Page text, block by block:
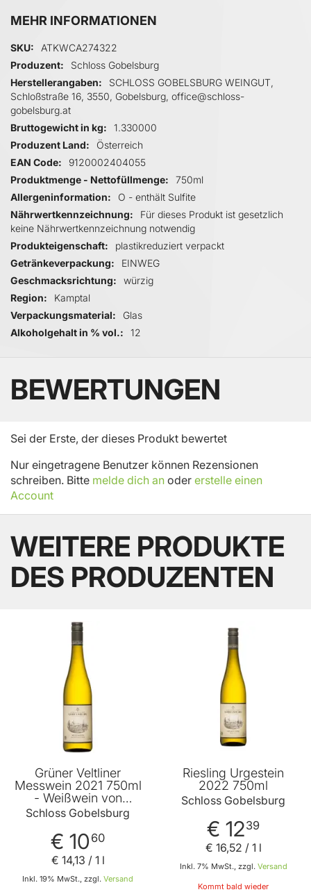
MEHR INFORMATIONEN
Mehr Informationen
SKU
ATKWCA274322
Produzent
Schloss Gobelsburg
Herstellerangaben
SCHLOSS GOBELSBURG WEINGUT,
Schloßstraße 16, 3550, Gobelsburg, office@schloss-
gobelsburg.at
Bruttogewicht in kg
1.330000
Produzent Land
Österreich
EAN Code
9120002404055
Produktmenge - Nettofüllmenge
750ml
Allergeninformation
O - enthält Sulfite
Nährwertkennzeichnung
Für dieses Produkt ist gesetzlich
keine Nährwertkennzeichnung notwendig
Produkteigenschaft
plastikreduziert verpackt
Getränkeverpackung
EINWEG
Geschmacksrichtung
würzig
Region
Kamptal
Verpackungsmaterial
Glas
Alkoholgehalt in % vol.
12
BEWERTUNGEN
Sei der Erste, der dieses Produkt bewertet
Nur eingetragene Benutzer können Rezensionen
schreiben. Bitte melde dich an oder erstelle einen
Account
WEITERE PRODUKTE
DES PRODUZENTEN
Grüner Veltliner
Messwein 2021 750ml
- Weißwein von
Schloss Gobelsburg
Schloss Gobelsburg
€ 10 60
Inkl. 19% MwSt., zzgl. Versand
€ 14,13 / 1 l
Riesling Urgestein
2022 750ml
Schloss Gobelsburg
€ 1239
Inkl. 7% MwSt., zzgl. Versand
€ 16,52 / 1 l
Kommt bald wieder